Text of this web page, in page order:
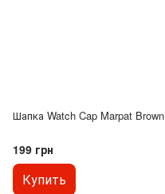
Шапка Watch Cap Marpat Brown
199 грн
Купить